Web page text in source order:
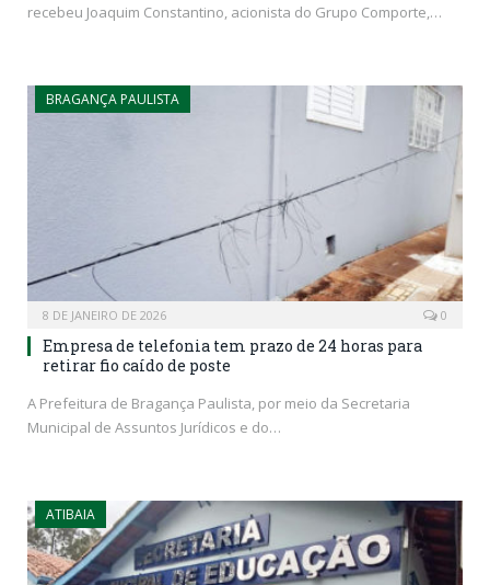
recebeu Joaquim Constantino, acionista do Grupo Comporte,…
BRAGANÇA PAULISTA
8 DE JANEIRO DE 2026 0
Empresa de telefonia tem prazo de 24 horas para
retirar fio caído de poste
A Prefeitura de Bragança Paulista, por meio da Secretaria
Municipal de Assuntos Jurídicos e do…
ATIBAIA